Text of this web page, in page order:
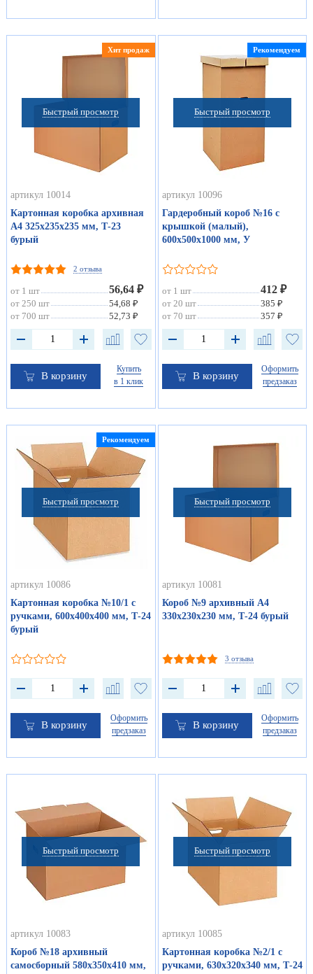
Быстрый просмотр
Хит продаж
артикул 10014
Картонная коробка архивная
А4 325х235х235 мм, Т-23
бурый
2 отзыва
от 1 шт 56,64 ₽
от 250 шт
54,68 ₽
от 700 шт
52,73 ₽
В корзину
Купить
в 1 клик
Быстрый просмотр
Рекомендуем
артикул 10096
Гардеробный короб №16 с
крышкой (малый),
600х500х1000 мм, У
от 1 шт 412 ₽
от 20 шт
385 ₽
от 70 шт
357 ₽
В корзину
Оформить
предзаказ
Быстрый просмотр
Рекомендуем
артикул 10086
Картонная коробка №10/1 с
ручками, 600х400х400 мм, Т-24
бурый
В корзину
Оформить
предзаказ
Быстрый просмотр
артикул 10081
Короб №9 архивный А4
330х230х230 мм, Т-24 бурый
3 отзыва
В корзину
Оформить
предзаказ
Быстрый просмотр
артикул 10083
Короб №18 архивный
самосборный 580х350х410 мм,
Быстрый просмотр
артикул 10085
Картонная коробка №2/1 с
ручками, 630х320х340 мм, Т-24